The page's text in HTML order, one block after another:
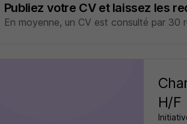
Publiez votre CV et laissez les
En moyenne, un CV est consulté par 30
H/F